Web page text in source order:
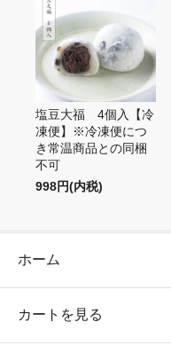
塩豆大福 4個入【冷
凍便】※冷凍便につ
き常温商品との同梱
不可
998円(内税)
ホーム
カートを見る